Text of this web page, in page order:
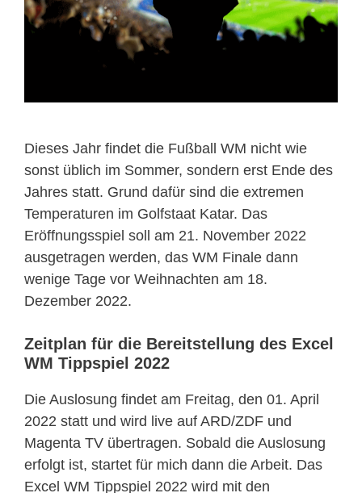
Dieses Jahr findet die Fußball WM nicht wie
sonst üblich im Sommer, sondern erst Ende des
Jahres statt. Grund dafür sind die extremen
Temperaturen im Golfstaat Katar. Das
Eröffnungsspiel soll am 21. November 2022
ausgetragen werden, das WM Finale dann
wenige Tage vor Weihnachten am 18.
Dezember 2022.
Zeitplan für die Bereitstellung des Excel
WM Tippspiel 2022
Die Auslosung findet am Freitag, den 01. April
2022 statt und wird live auf ARD/ZDF und
Magenta TV übertragen. Sobald die Auslosung
erfolgt ist, startet für mich dann die Arbeit. Das
Excel WM Tippspiel 2022 wird mit den